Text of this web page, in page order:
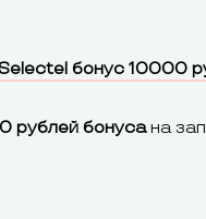
бонус 10000
рублей бонусана